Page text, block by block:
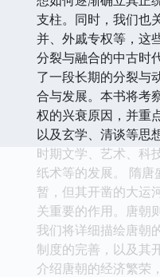
支柱。同时，我们也
并、外戚专权等，这
分裂与融合的中古时
了一段长期的分裂与
合与发展。本书将考
权的兴衰原因，并重
以及玄学、清谈等思
时期文学、艺术、科
纸术等的发展。 隋唐
暂，但其开凿的大运
关重要的作用。唐朝
我们将详细描绘唐朝
制度的完善，以及其
介绍唐朝的经济繁荣